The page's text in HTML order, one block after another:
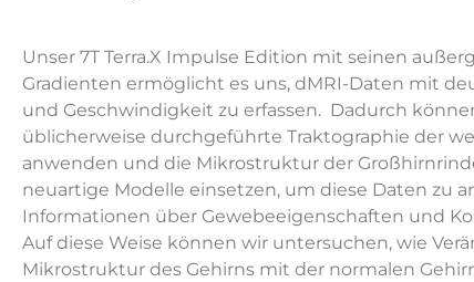
Unser 7T Terra.X Impulse Edition mit seinen
Gradienten ermöglicht es uns, dMRI-Daten mit
und Geschwindigkeit zu erfassen. Dadurch
üblicherweise durchgeführte Traktographie der
anwenden und die Mikrostruktur der
neuartige Modelle einsetzen, um diese Daten zu
Informationen über Gewebeeigenschaften und
Auf diese Weise können wir untersuchen, wie
Mikrostruktur des Gehirns mit der normalen